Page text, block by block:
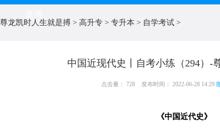
尊龙凯时人生就是搏 > 高升专 > 专升本 > 自学考试 >
中国近现代史丨自考小练（294）-
点击量： 728 发布时间： 2022-06-28 14:29
《中国近代史》